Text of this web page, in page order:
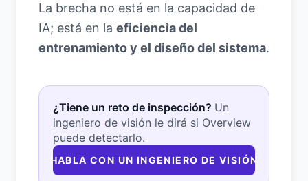
La brecha no está en la capacidad de
IA; está en la eficiencia del
entrenamiento y el diseño del sistema.
¿Tiene un reto de inspección? Un
ingeniero de visión le dirá si Overview
puede detectarlo.
HABLA CON UN INGENIERO DE VISIÓN